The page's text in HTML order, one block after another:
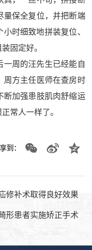
量保全复位，并把断端
时细致地拼装复位、
固定好。
一周的汪先生已经能自
周方主任医师在查房时
断加强患肢肌肉舒缩运
常人一样了。
到：
修补术取得良好效果
形患者实施矫正手术